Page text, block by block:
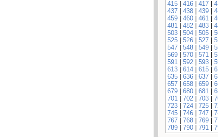
415 | 416 | 417 |
437 | 438 | 439 |
459 | 460 | 461 |
481 | 482 | 483 |
503 | 504 | 505 |
525 | 526 | 527 |
547 | 548 | 549 |
569 | 570 | 571 |
591 | 592 | 593 |
613 | 614 | 615 |
635 | 636 | 637 |
657 | 658 | 659 |
679 | 680 | 681 |
701 | 702 | 703 |
723 | 724 | 725 |
745 | 746 | 747 |
767 | 768 | 769 |
789 | 790 | 791 |